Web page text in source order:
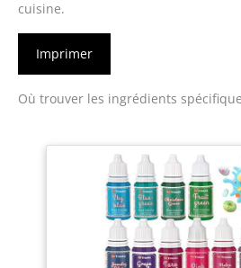
cuisine.
Imprimer
Où trouver les ingrédients